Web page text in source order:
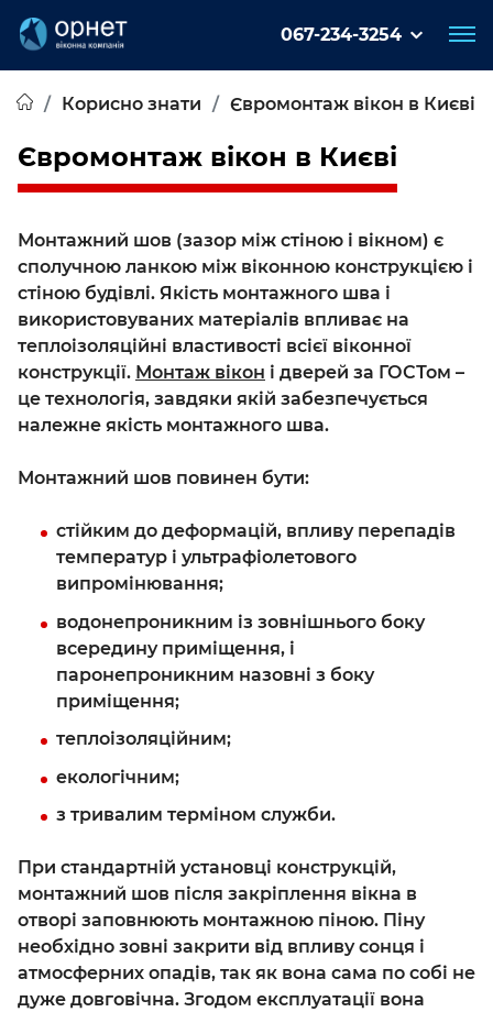
067-234-3254
Корисно знати Євромонтаж вікон в Києві
Євромонтаж вікон в Києві
Монтажний шов (зазор між стіною і вікном) є
сполучною ланкою між віконною конструкцією і
стіною будівлі. Якість монтажного шва і
використовуваних матеріалів впливає на
теплоізоляційні властивості всієї віконної
конструкції. Монтаж вікон і дверей за ГОСТом –
це технологія, завдяки якій забезпечується
належне якість монтажного шва.
Монтажний шов повинен бути:
стійким до деформацій, впливу перепадів
температур і ультрафіолетового
випромінювання;
водонепроникним із зовнішнього боку
всередину приміщення, і
паронепроникним назовні з боку
приміщення;
теплоізоляційним;
екологічним;
з тривалим терміном служби.
При стандартній установці конструкцій,
монтажний шов після закріплення вікна в
отворі заповнюють монтажною піною. Піну
необхідно зовні закрити від впливу сонця і
атмосферних опадів, так як вона сама по собі не
дуже довговічна. Згодом експлуатації вона